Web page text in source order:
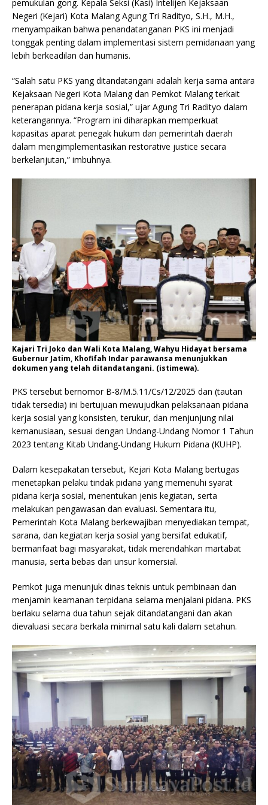
pemukulan gong. Kepala Seksi (Kasi) Intelijen Kejaksaan
Negeri (Kejari) Kota Malang Agung Tri Radityo, S.H., M.H.,
menyampaikan bahwa penandatanganan PKS ini menjadi
tonggak penting dalam implementasi sistem pemidanaan yang
lebih berkeadilan dan humanis.
“Salah satu PKS yang ditandatangani adalah kerja sama antara
Kejaksaan Negeri Kota Malang dan Pemkot Malang terkait
penerapan pidana kerja sosial,” ujar Agung Tri Radityo dalam
keterangannya. “Program ini diharapkan memperkuat
kapasitas aparat penegak hukum dan pemerintah daerah
dalam mengimplementasikan restorative justice secara
berkelanjutan,” imbuhnya.
Kajari Tri Joko dan Wali Kota Malang, Wahyu Hidayat bersama
Gubernur Jatim, Khofifah Indar parawansa menunjukkan
dokumen yang telah ditandatangani. (istimewa).
PKS tersebut bernomor B-8/M.5.11/Cs/12/2025 dan (tautan
tidak tersedia) ini bertujuan mewujudkan pelaksanaan pidana
kerja sosial yang konsisten, terukur, dan menjunjung nilai
kemanusiaan, sesuai dengan Undang-Undang Nomor 1 Tahun
2023 tentang Kitab Undang-Undang Hukum Pidana (KUHP).
Dalam kesepakatan tersebut, Kejari Kota Malang bertugas
menetapkan pelaku tindak pidana yang memenuhi syarat
pidana kerja sosial, menentukan jenis kegiatan, serta
melakukan pengawasan dan evaluasi. Sementara itu,
Pemerintah Kota Malang berkewajiban menyediakan tempat,
sarana, dan kegiatan kerja sosial yang bersifat edukatif,
bermanfaat bagi masyarakat, tidak merendahkan martabat
manusia, serta bebas dari unsur komersial.
Pemkot juga menunjuk dinas teknis untuk pembinaan dan
menjamin keamanan terpidana selama menjalani pidana. PKS
berlaku selama dua tahun sejak ditandatangani dan akan
dievaluasi secara berkala minimal satu kali dalam setahun.